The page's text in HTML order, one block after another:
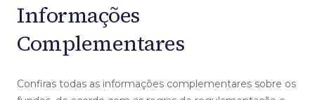
Informações
Complementares
Confiras todas as informações complementares sobre os